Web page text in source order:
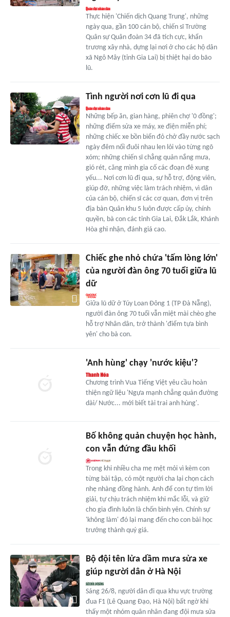
Thực hiện 'Chiến dịch Quang Trung', những
ngày qua, gần 100 cán bộ, chiến sĩ Trường
Quân sự Quân đoàn 34 đã tích cực, khẩn
trương xây nhà, dựng lại nơi ở cho các hộ dân
xã Ngô Mây (tỉnh Gia Lai) bị thiệt hại do bão
lũ.
Tình người nơi cơn lũ đi qua
Những bếp ăn, gian hàng, phiên chợ '0 đồng';
những điểm sửa xe máy, xe điện miễn phí;
những chiếc xe bồn biển đỏ chở đầy nước sạch
ngày đêm nối đuôi nhau len lỏi vào từng ngõ
xóm; những chiến sĩ chẳng quản nắng mưa,
gió rét, căng mình gia cố các đoạn đê xung
yếu... Nơi cơn lũ đi qua, sự hỗ trợ, động viên,
giúp đỡ, những việc làm trách nhiệm, vì dân
của cán bộ, chiến sĩ các cơ quan, đơn vị trên
địa bàn Quân khu 5 luôn được cấp ủy, chính
quyền, bà con các tỉnh Gia Lai, Đắk Lắk, Khánh
Hòa ghi nhận, đánh giá cao.
Chiếc ghe nhỏ chứa 'tấm lòng lớn'
của người đàn ông 70 tuổi giữa lũ
dữ
Giữa lũ dữ ở Túy Loan Đông 1 (TP Đà Nẵng),
người đàn ông 70 tuổi vẫn miệt mài chèo ghe
hỗ trợ Nhân dân, trở thành 'điểm tựa bình
yên' cho bà con.
'Anh hùng' chạy 'nước kiệu'?
Chương trình Vua Tiếng Việt yêu cầu hoàn
thiện ngữ liệu 'Ngựa mạnh chẳng quản đường
dài/ Nước... mới biết tài trai anh hùng'.
Bố không quản chuyện học hành,
con vẫn đứng đầu khối
Trong khi nhiều cha mẹ mệt mỏi vì kèm con
từng bài tập, có một người cha lại chọn cách
nhẹ nhàng đồng hành. Anh để con tự tìm lời
giải, tự chịu trách nhiệm khi mắc lỗi, và giữ
cho gia đình luôn là chốn bình yên. Chính sự
'không làm' đó lại mang đến cho con bài học
trưởng thành quý giá.
Bộ đội tên lửa dầm mưa sửa xe
giúp người dân ở Hà Nội
Sáng 26/8, người dân đi qua khu vực trường
đua F1 (Lê Quang Đạo, Hà Nội) bất ngờ khi
thấy một nhóm quân nhân đang đội mưa sửa